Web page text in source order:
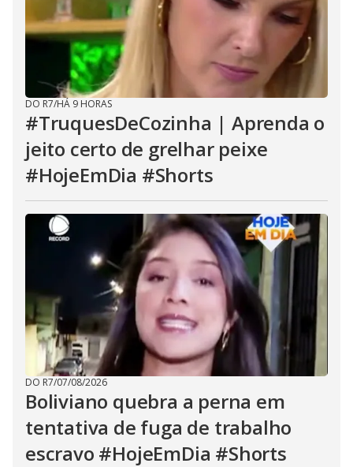
DO R7/HÁ 9 HORAS
#TruquesDeCozinha | Aprenda o
jeito certo de grelhar peixe
#HojeEmDia #Shorts
DO R7/07/08/2026
Boliviano quebra a perna em
tentativa de fuga de trabalho
escravo #HojeEmDia #Shorts